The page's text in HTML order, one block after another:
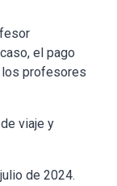
el pago
profesores
viaje y
de 2024.